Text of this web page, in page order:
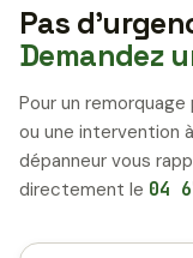
Pas
Demandez
Pour un
ou une intervention
dépanneur vous
directement le 04